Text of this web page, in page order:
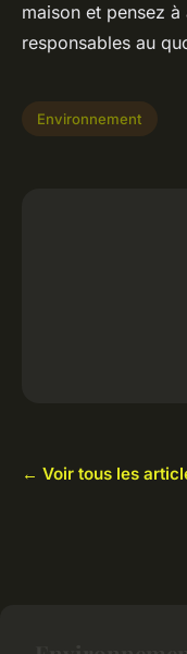
maison et pensez
responsables au
Environnement
← Voir tous les